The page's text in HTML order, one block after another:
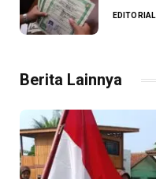
EDITORIAL
Berita Lainnya